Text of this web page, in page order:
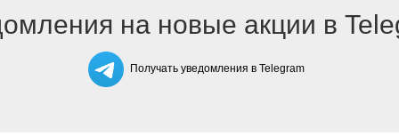
на новые акции в
Получать уведомления в Telegram